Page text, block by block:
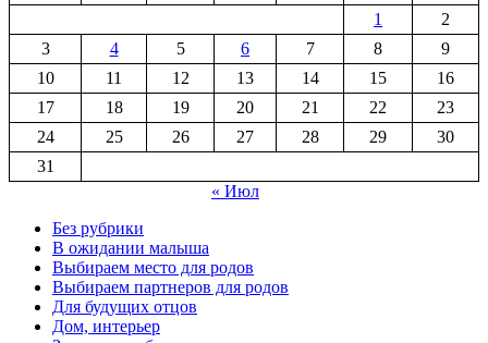
1
2
3
4 5 6 7 8
9
10
11 12 13 14 15
16
17
18 19 20 21 22
23
24
25 26 27 28 29
30
31
« Июл
Без рубрики
В ожидании малыша
Выбираем место для родов
Выбираем партнеров для родов
Для будущих отцов
Дом, интерьер